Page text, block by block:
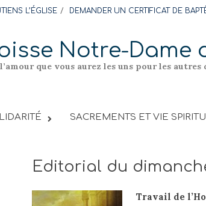
L’ÉGLISE DEMANDER UN CERTIFICAT DE
Notre-
l’amour que vous aurez les uns pour les
SACREMENTS ET VIE
Editorial du
Travail de